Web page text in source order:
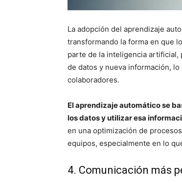
La adopción del aprendizaje
transformando la forma en que
parte de la inteligencia artificial,
de datos y nueva información,
colaboradores.
El aprendizaje automático se
los datos y utilizar esa
en una optimización de
equipos, especialmente en lo
4. Comunicación más